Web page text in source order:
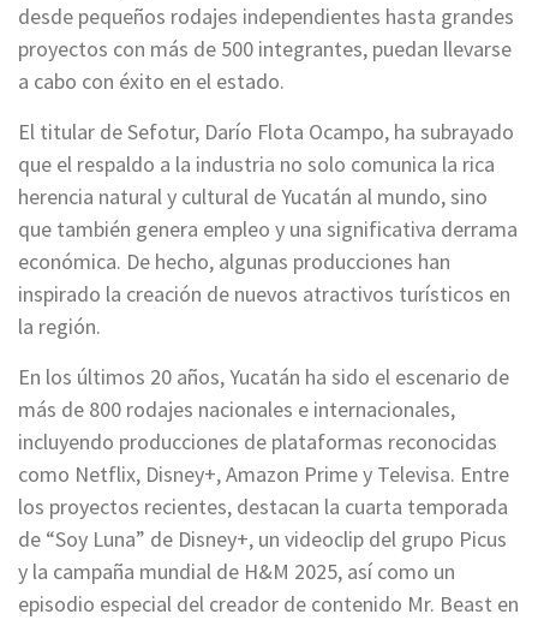
desde pequeños rodajes independientes hasta grandes
proyectos con más de 500 integrantes, puedan llevarse
a cabo con éxito en el estado.
El titular de Sefotur, Darío Flota Ocampo, ha subrayado
que el respaldo a la industria no solo comunica la rica
herencia natural y cultural de Yucatán al mundo, sino
que también genera empleo y una significativa derrama
económica. De hecho, algunas producciones han
inspirado la creación de nuevos atractivos turísticos en
la región.
En los últimos 20 años, Yucatán ha sido el escenario de
más de 800 rodajes nacionales e internacionales,
incluyendo producciones de plataformas reconocidas
como Netflix, Disney+, Amazon Prime y Televisa. Entre
los proyectos recientes, destacan la cuarta temporada
de “Soy Luna” de Disney+, un videoclip del grupo Picus
y la campaña mundial de H&M 2025, así como un
episodio especial del creador de contenido Mr. Beast en